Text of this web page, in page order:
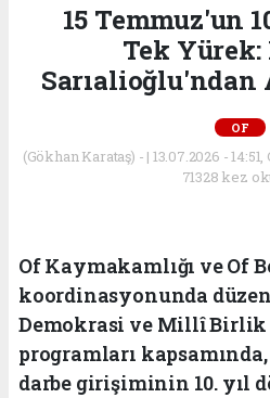
15 Temmuz'un
Tek Yürek:
Sarıalioğlu'ndan
OF
(Gökhan Karataş) - | 13.07.2026 -
71328 kez
Of Kaymakamlığı ve Of
koordinasyonunda
Demokrasi ve Millî Birlik
programları
darbe girişiminin 10. yıl